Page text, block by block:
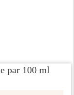
par 100 ml